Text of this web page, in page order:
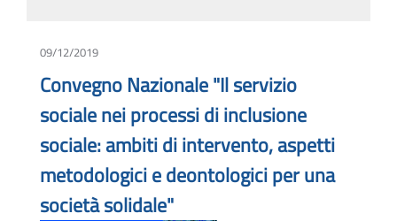
09/12/2019
Convegno Nazionale "Il servizio
sociale nei processi di inclusione
sociale: ambiti di intervento, aspetti
metodologici e deontologici per una
società solidale"